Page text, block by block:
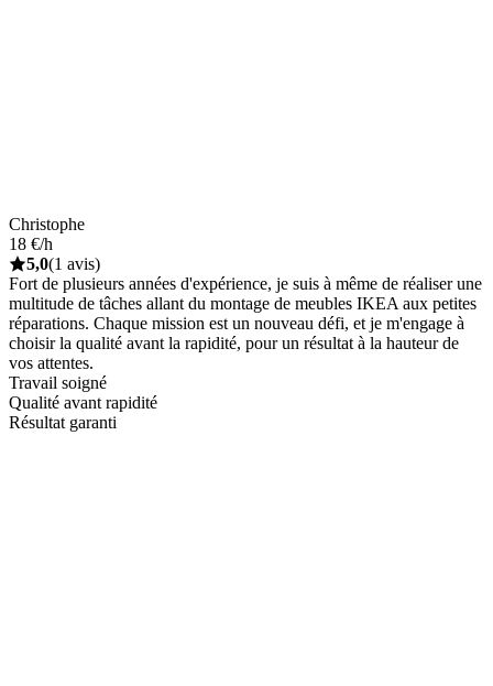
Christophe
18 €/h
5,0(1 avis)
Fort de plusieurs années d'expérience, je suis à même de réaliser une
multitude de tâches allant du montage de meubles IKEA aux petites
réparations. Chaque mission est un nouveau défi, et je m'engage à
choisir la qualité avant la rapidité, pour un résultat à la hauteur de
vos attentes.
Travail soigné
Qualité avant rapidité
Résultat garanti